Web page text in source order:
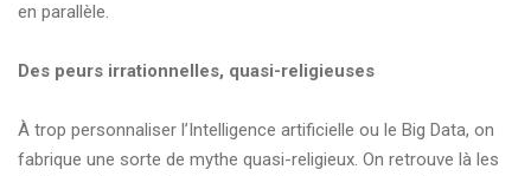
en parallèle.
Des peurs irrationnelles, quasi-religieuses
À trop personnaliser l’Intelligence artificielle ou le Big Data, on
fabrique une sorte de mythe quasi-religieux. On retrouve là les